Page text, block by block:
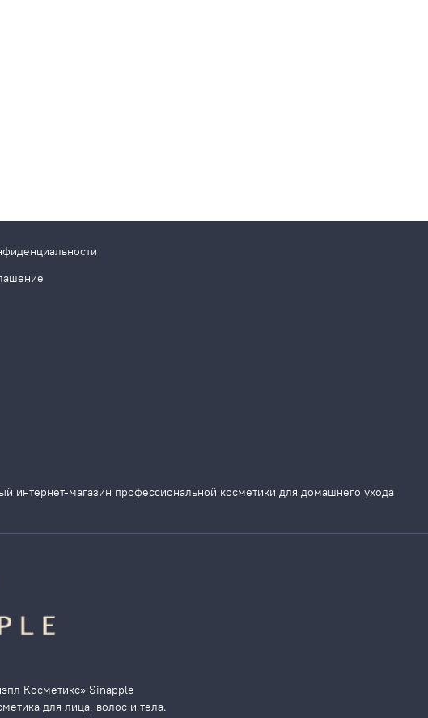
интернет-магазин профессиональной косметики для домашнего ухода
Косметикс» Sinapple
для лица, волос и тела.